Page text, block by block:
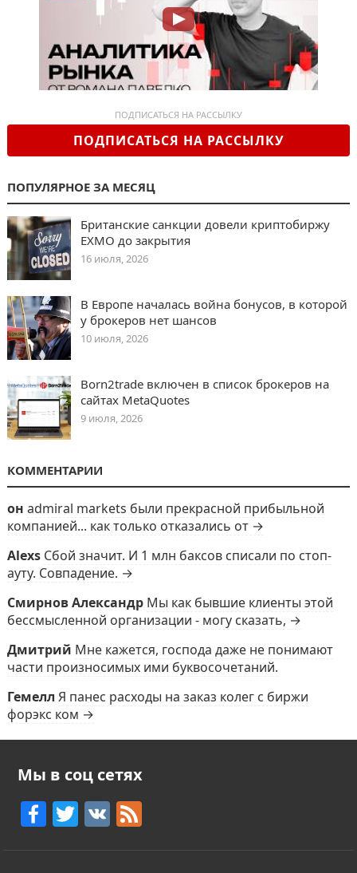
ПОДПИСАТЬСЯ НА РАССЫЛКУ
ПОДПИСАТЬСЯ НА РАССЫЛКУ
ПОПУЛЯРНОЕ ЗА МЕСЯЦ
Британские санкции довели криптобиржу
EXMO до закрытия
16 июля, 2026
В Европе началась война бонусов, в которой
у брокеров нет шансов
10 июля, 2026
Born2trade включен в список брокеров на
сайтах MetaQuotes
9 июля, 2026
КОММЕНТАРИИ
он admiral markets были прекрасной прибыльной
компанией... как только отказались от →
Alexs Сбой значит. И 1 млн баксов списали по стоп-
ауту. Совпадение. →
Смирнов Александр Мы как бывшие клиенты этой
бессмысленной организации - могу сказать, →
Дмитрий Мне кажется, господа даже не понимают
части произносимых ими буквосочетаний.
Гемелл Я панес расходы на заказ колег с биржи
форэкс ком →
Мы в соц сетях
F T V F